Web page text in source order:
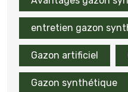
entretien gazon
Gazon artificiel
Gazon synthétique